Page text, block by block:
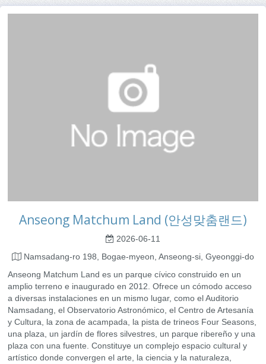
Anseong Matchum Land (안성맞춤랜드)
2026-06-11
Namsadang-ro 198, Bogae-myeon, Anseong-si, Gyeonggi-do
Anseong Matchum Land es un parque cívico construido en un
amplio terreno e inaugurado en 2012. Ofrece un cómodo acceso
a diversas instalaciones en un mismo lugar, como el Auditorio
Namsadang, el Observatorio Astronómico, el Centro de Artesanía
y Cultura, la zona de acampada, la pista de trineos Four Seasons,
una plaza, un jardín de flores silvestres, un parque ribereño y una
plaza con una fuente. Constituye un complejo espacio cultural y
artístico donde convergen el arte, la ciencia y la naturaleza,